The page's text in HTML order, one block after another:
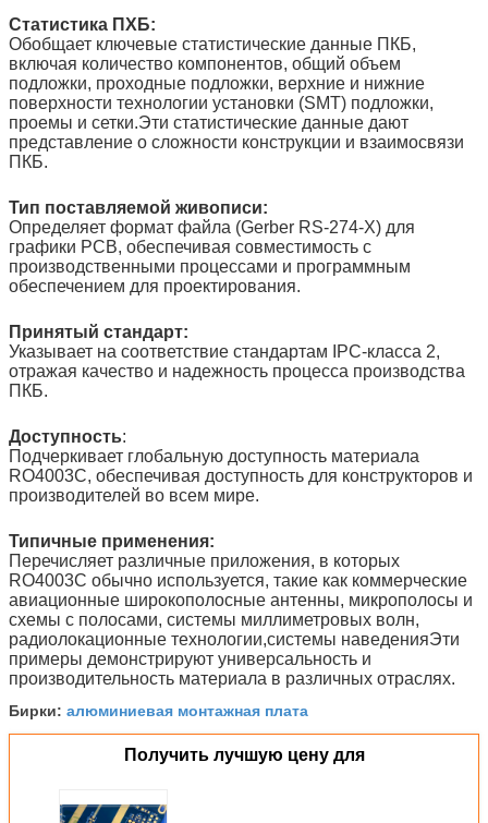
Статистика ПХБ:
Обобщает ключевые статистические данные ПКБ,
включая количество компонентов, общий объем
подложки, проходные подложки, верхние и нижние
поверхности технологии установки (SMT) подложки,
проемы и сетки.Эти статистические данные дают
представление о сложности конструкции и взаимосвязи
ПКБ.
Тип поставляемой живописи:
Определяет формат файла (Gerber RS-274-X) для
графики PCB, обеспечивая совместимость с
производственными процессами и программным
обеспечением для проектирования.
Принятый стандарт:
Указывает на соответствие стандартам IPC-класса 2,
отражая качество и надежность процесса производства
ПКБ.
Доступность:
Подчеркивает глобальную доступность материала
RO4003C, обеспечивая доступность для конструкторов и
производителей во всем мире.
Типичные применения:
Перечисляет различные приложения, в которых
RO4003C обычно используется, такие как коммерческие
авиационные широкополосные антенны, микрополосы и
схемы с полосами, системы миллиметровых волн,
радиолокационные технологии,системы наведенияЭти
примеры демонстрируют универсальность и
производительность материала в различных отраслях.
Бирки: алюминиевая монтажная плата
Получить лучшую цену для